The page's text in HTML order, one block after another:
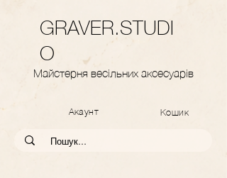
GRAVER.STUDI
O
Майстерня весільних аксесуарів
Акаунт Кошик